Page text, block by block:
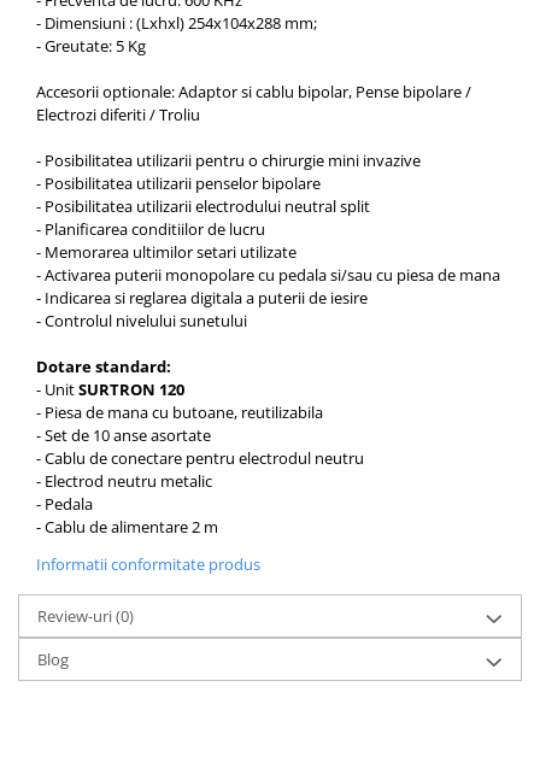
Truse prim ajutor
Vizioteste
- Dimensiuni : (Lxhxl) 254x104x288 mm;
- Greutate: 5 Kg
Accesorii optionale: Adaptor si cablu bipolar, Pense bipolare /
Electrozi diferiti / Troliu
- Posibilitatea utilizarii pentru o chirurgie mini invazive
- Posibilitatea utilizarii penselor bipolare
- Posibilitatea utilizarii electrodului neutral split
- Planificarea conditiilor de lucru
- Memorarea ultimilor setari utilizate
- Activarea puterii monopolare cu pedala si/sau cu piesa de mana
- Indicarea si reglarea digitala a puterii de iesire
- Controlul nivelului sunetului
Dotare standard:
- UnitSURTRON 120
- Piesa de mana cu butoane, reutilizabila
- Set de 10 anse asortate
- Cablu de conectare pentru electrodul neutru
- Electrod neutru metalic
- Pedala
- Cablu de alimentare 2 m
Informatii conformitate produs
Review-uri(0)
Blog